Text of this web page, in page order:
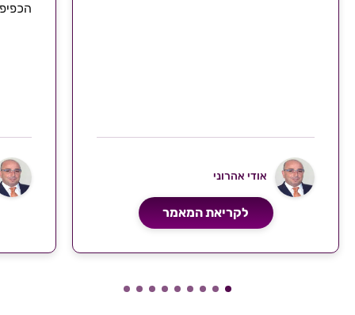
אודי אהרוני
לקריאת המאמר